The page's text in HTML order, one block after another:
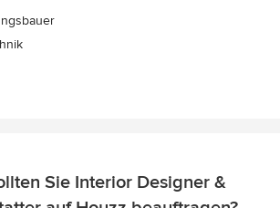
Sie Interior Designer &